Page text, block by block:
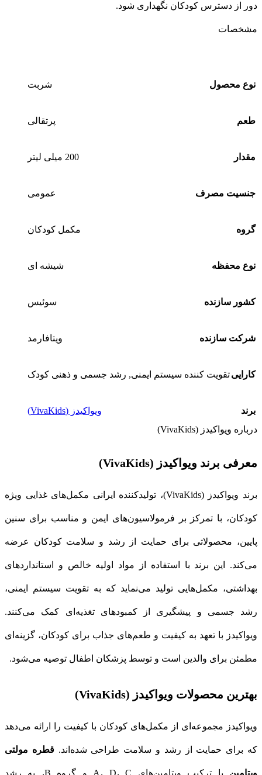
دور از دسترس کودکان نگهداری شود.
مشخصات
نوع محصول شربت
طعم پرتقالی
مقدار 200 میلی لیتر
جنسیت مصرف عمومی
گروه مکمل کودکان
نوع محفظه شیشه ای
کشور سازنده سوئیس
شرکت سازنده ویتافارمد
کاراییتقویت کننده سیستم ایمنی, رشد جسمی و ذهنی کودک
برند
ویواکیدز (VivaKids)
درباره ویواکیدز (VivaKids)
معرفی برند ویواکیدز (VivaKids)
برند ویواکیدز (VivaKids)، تولیدکننده ایرانی مکمل‌های غذایی ویژه
کودکان، با تمرکز بر فرمولاسیون‌های ایمن و مناسب برای سنین
پایین، محصولاتی برای حمایت از رشد و سلامت کودکان عرضه
می‌کند. این برند با استفاده از مواد اولیه خالص و استانداردهای
بهداشتی، مکمل‌هایی تولید می‌نماید که به تقویت سیستم ایمنی،
رشد جسمی و پیشگیری از کمبودهای تغذیه‌ای کمک می‌کنند.
ویواکیدز با تعهد به کیفیت و طعم‌های جذاب برای کودکان، گزینه‌ای
مطمئن برای والدین است و توسط پزشکان اطفال توصیه می‌شود.
بهترین محصولات ویواکیدز (VivaKids)
ویواکیدز مجموعه‌ای از مکمل‌های کودکان با کیفیت را ارائه می‌دهد
که برای حمایت از رشد و سلامت طراحی شده‌اند.قطره مولتی